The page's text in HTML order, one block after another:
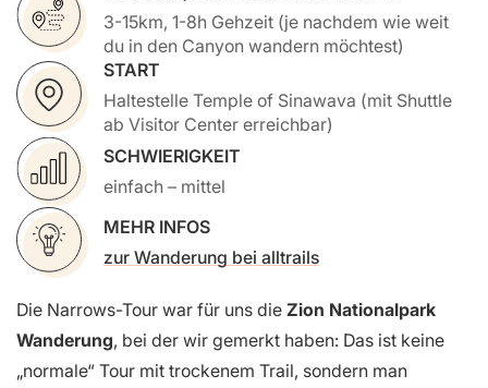
3-15km, 1-8h Gehzeit (je nachdem wie weit
du in den Canyon wandern möchtest)
START
Haltestelle Temple of Sinawava (mit Shuttle
ab Visitor Center erreichbar)
SCHWIERIGKEIT
einfach – mittel
MEHR INFOS
zur Wanderung bei alltrails
Die Narrows-Tour war für uns die Zion Nationalpark
Wanderung, bei der wir gemerkt haben: Das ist keine
„normale“ Tour mit trockenem Trail, sondern man